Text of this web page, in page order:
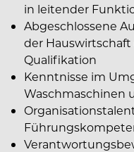
in leitender
Abgeschlossene
der
Qualifikation
Kenntnisse im
Waschmaschinen